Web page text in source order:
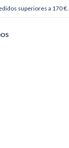
superiores a 170 €.